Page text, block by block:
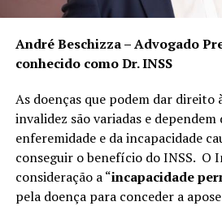
André Beschizza – Advogado
conhecido como Dr. INSS
As doenças que podem dar direito
invalidez são variadas e dependem
enferemidade e da incapacidade
conseguir o benefício do INSS. O
consideração a “incapacidade
pela doença para conceder a